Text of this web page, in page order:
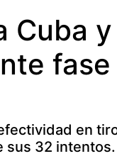
Cuba
en
sus 32 intentos.